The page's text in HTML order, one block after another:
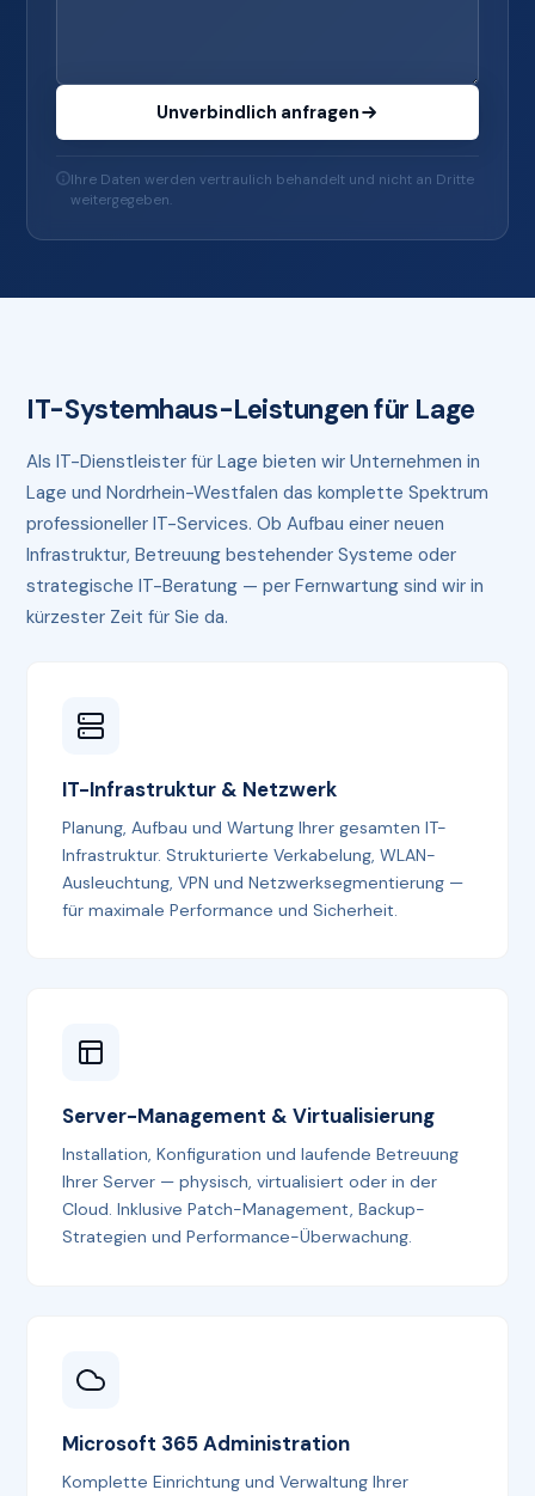
Unverbindlich anfragen
Ihre Daten werden vertraulich behandelt und nicht an Dritte
weitergegeben.
IT-Systemhaus-Leistungen für Lage
Als IT-Dienstleister für Lage bieten wir Unternehmen in
Lage und Nordrhein-Westfalen das komplette Spektrum
professioneller IT-Services. Ob Aufbau einer neuen
Infrastruktur, Betreuung bestehender Systeme oder
strategische IT-Beratung — per Fernwartung sind wir in
kürzester Zeit für Sie da.
IT-Infrastruktur & Netzwerk
Planung, Aufbau und Wartung Ihrer gesamten IT-
Infrastruktur. Strukturierte Verkabelung, WLAN-
Ausleuchtung, VPN und Netzwerksegmentierung —
für maximale Performance und Sicherheit.
Server-Management & Virtualisierung
Installation, Konfiguration und laufende Betreuung
Ihrer Server — physisch, virtualisiert oder in der
Cloud. Inklusive Patch-Management, Backup-
Strategien und Performance-Überwachung.
Microsoft 365 Administration
Komplette Einrichtung und Verwaltung Ihrer